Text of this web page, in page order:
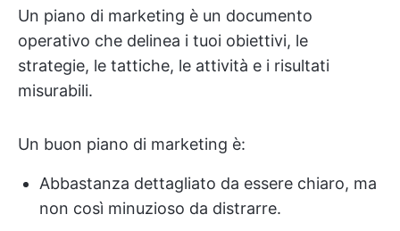
Un piano di marketing è un documento
operativo che delinea i tuoi obiettivi, le
strategie, le tattiche, le attività e i risultati
misurabili.
Un buon piano di marketing è:
Abbastanza dettagliato da essere chiaro, ma
non così minuzioso da distrarre.